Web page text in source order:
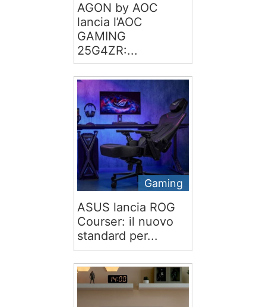
AGON by AOC
lancia l’AOC
GAMING
25G4ZR:...
Gaming
ASUS lancia ROG
Courser: il nuovo
standard per...